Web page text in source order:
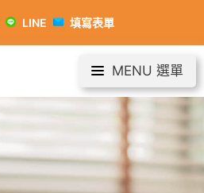
LINE 填寫表單
MENU 選單